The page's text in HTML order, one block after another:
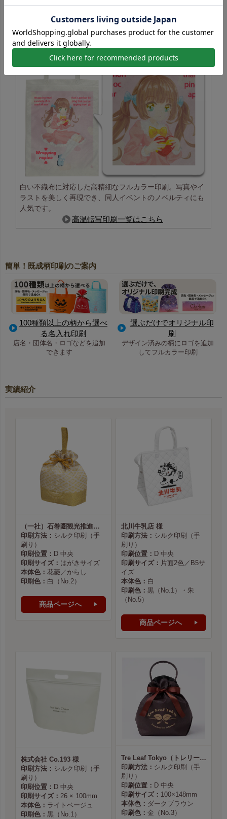
高温転写印刷の特長
白い不織布に対応した高精細なフルカラー印刷。写真やイ
ラストを美しく再現でき、同人イベントのノベルティにも
人気です。
高温転写印刷一覧はこちら
簡単！既成柄印刷のご案内
100種類以上の柄から選べ
る名入れ印刷
店名・団体名・ロゴなどを追加
できます
選ぶだけでオリジナル印
刷
デザイン済みの柄にロゴを追加
してフルカラー印刷
実績紹介
（一社）石巻圏観光推進機構様
印刷方法： シルク印刷（手
刷り）
印刷位置： D 中央
印刷サイズ： はがきサイズ
本体色： 花菱／からし
印刷色： 白（No.2）
商品ページへ
北川牛乳店 様
印刷方法： シルク印刷（手
刷り）
印刷位置： D 中央
印刷サイズ： 片面2色／B5サ
イズ
本体色： 白
印刷色： 黒（No.1）・朱
（No.5）
商品ページへ
株式会社 Co.193 様
印刷方法： シルク印刷（手
刷り）
印刷位置： D 中央
印刷サイズ： 26 × 100mm
本体色： ライトベージュ
印刷色： 黒（No.1）
Tre Leaf Tokyo（トレリーフ東京） 様
印刷方法： シルク印刷（手
刷り）
印刷位置： D 中央
印刷サイズ： 100×148mm
本体色： ダークブラウン
印刷色： 金（No.3）